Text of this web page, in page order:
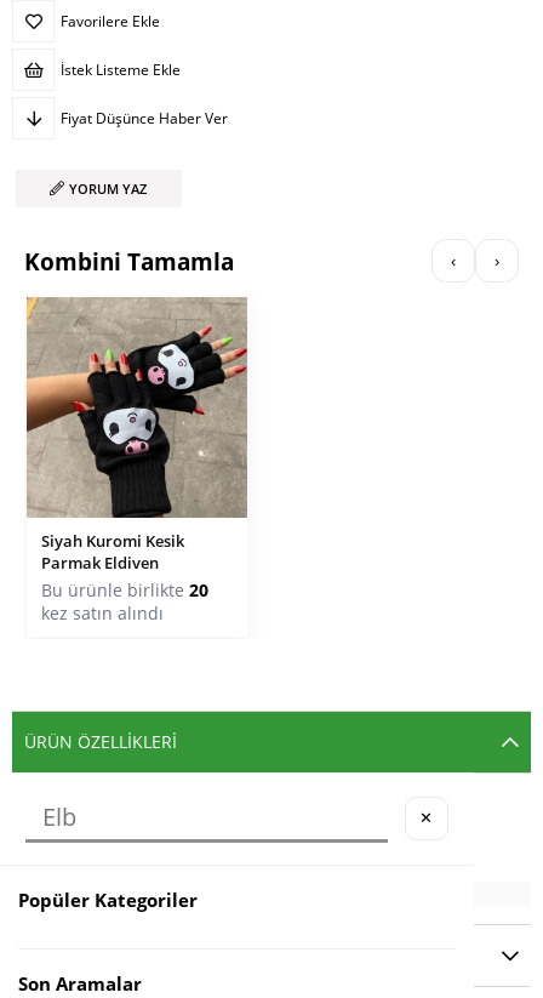
Favorilere Ekle
İstek Listeme Ekle
Fiyat Düşünce Haber Ver
YORUM YAZ
Kombini Tamamla ‹ ›
Siyah Kuromi Kesik
Parmak Eldiven
Bu ürünle birlikte 20
kez satın alındı
ÜRÜN ÖZELLIKLERI
Materyal: %100 Pamuk Akrilik
✕
Popüler Kategoriler
Son Aramalar